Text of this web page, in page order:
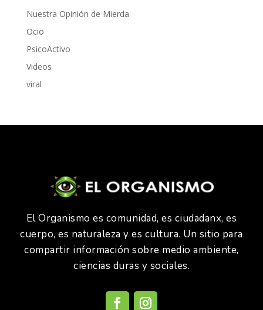
Nuestra Opinión de Mierda
Ocio
PsicoActivo
Videos
viral
El Organismo es comunidad, es ciudadanx, es
cuerpo, es naturaleza y es cultura. Un sitio para
compartir información sobre medio ambiente,
ciencias duras y sociales.